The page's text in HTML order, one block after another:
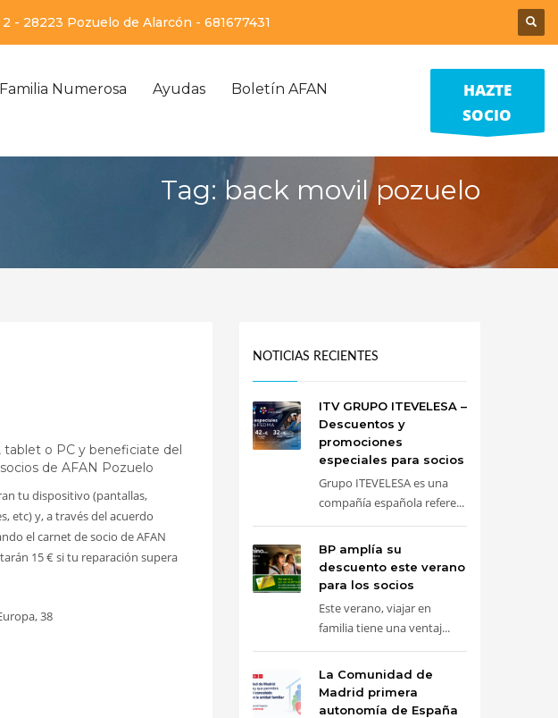
- 28223 Pozuelo de Alarcón - 681677431
Numerosa Ayudas
Boletín AFAN
HAZTE
SOCIO
Tag: back movil pozuelo
tablet o PC y beneficiate del
de AFAN Pozuelo
tu dispositivo (pantallas,
etc) y, a través del acuerdo
el carnet de socio de AFAN
15 € si tu reparación supera
38
NOTICIAS RECIENTES
ITV GRUPO ITEVELESA –
Descuentos y
promociones
especiales para socios
Grupo ITEVELESA es una
compañía española refere...
BP amplía su
descuento este verano
para los socios
Este verano, viajar en
familia tiene una ventaj...
La Comunidad de
Madrid primera
autonomía de España